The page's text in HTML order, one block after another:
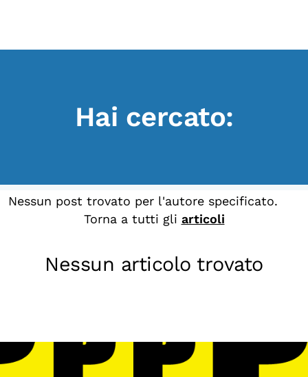
LA FONDAZIONE
Chi siamo
Archivio
Mostre digitali
Hai cercato:
Nessun post trovato per l'autore specificato.
Torna a tutti gli articoli
Nessun articolo trovato